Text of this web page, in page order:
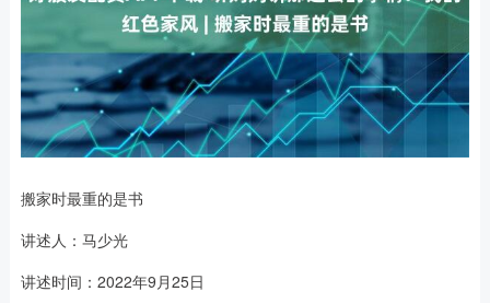
搬家时最重的是书
讲述人：马少光
讲述时间：2022年9月25日